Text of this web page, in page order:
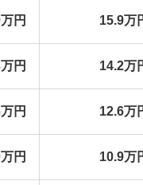
円 15.9万
円 14.2万
円 12.6万
円 10.9万